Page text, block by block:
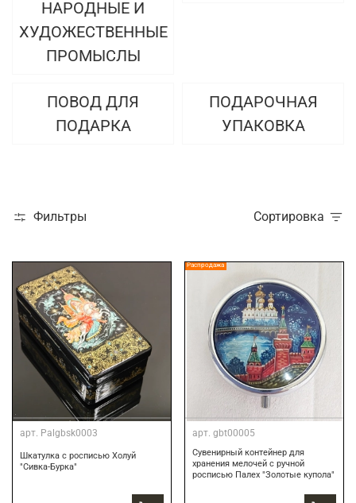
НАРОДНЫЕ И
ХУДОЖЕСТВЕННЫЕ
ПРОМЫСЛЫ
ПОВОД ДЛЯ
ПОДАРКА
ПОДАРОЧНАЯ
УПАКОВКА
Фильтры Сортировка
арт. Palgbsk0003
Шкатулка с росписью Холуй
"Сивка-Бурка"
Распродажа
арт. gbt00005
Сувенирный контейнер для
хранения мелочей с ручной
росписью Палех "Золотые купола"